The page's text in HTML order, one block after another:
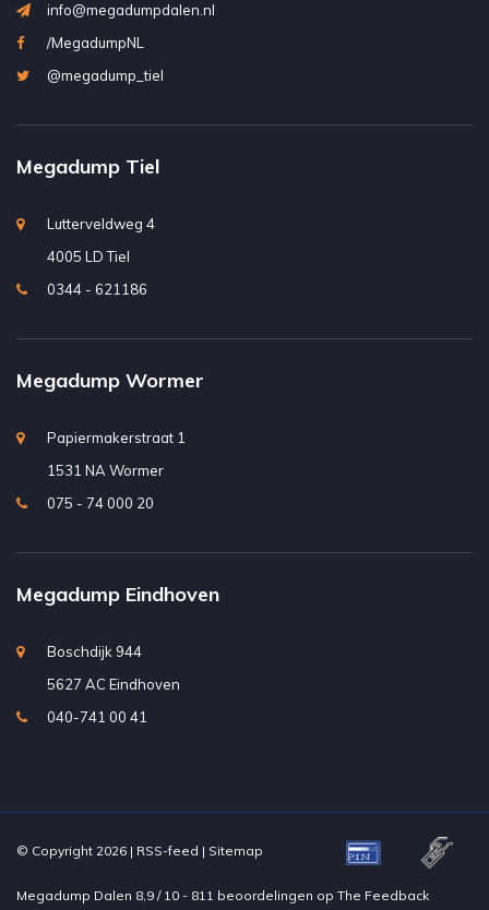
info@megadumpdalen.nl
/MegadumpNL
@megadump_tiel
Megadump Tiel
Lutterveldweg 4
4005 LD Tiel
0344 - 621186
Megadump Wormer
Papiermakerstraat 1
1531 NA Wormer
075 - 74 000 20
Megadump Eindhoven
Boschdijk 944
5627 AC Eindhoven
040-741 00 41
© Copyright 2026 | RSS-feed | Sitemap
Megadump Dalen 8,9 / 10 - 811 beoordelingen op The Feedback